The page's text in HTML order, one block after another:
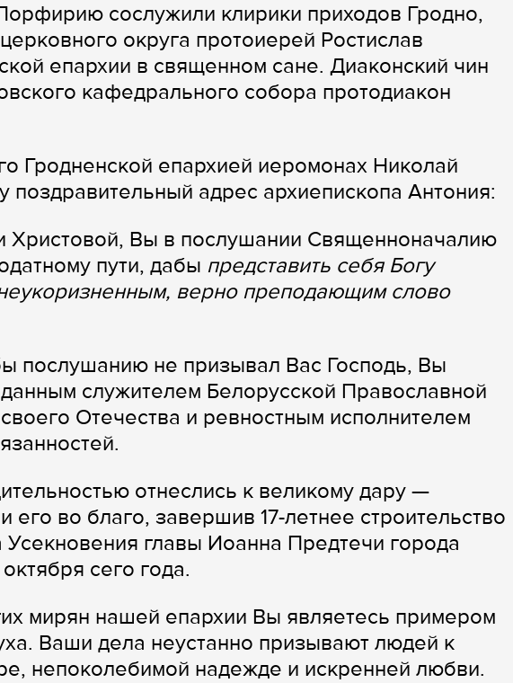
сослужили клирики приходов Гродно,
округа протоиерей Ростислав
епархии в священном сане. Диаконский чин
кафедрального собора протодиакон
Гродненской епархией иеромонах Николай
поздравительный адрес архиепископа Антония:
Христовой, Вы в послушании Священноначалию
пути, дабы представить себя Богу
верно преподающим слово
послушанию не призывал Вас Господь, Вы
служителем Белорусской Православной
Отечества и ревностным исполнителем
отнеслись к великому дару —
во благо, завершив 17-летнее строительство
Усекновения главы Иоанна Предтечи города
сего года.
мирян нашей епархии Вы являетесь примером
Ваши дела неустанно призывают людей к
непоколебимой надежде и искренней любви.